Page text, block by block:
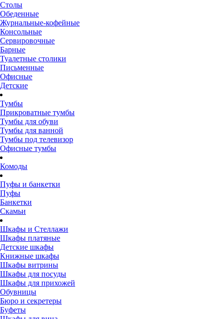
Столы
Обеденные
Журнальные-кофейные
Консольные
Сервировочные
Барные
Туалетные столики
Письменные
Офисные
Детские
Тумбы
Прикроватные тумбы
Тумбы для обуви
Тумбы для ванной
Тумбы под телевизор
Офисные тумбы
Комоды
Пуфы и банкетки
Пуфы
Банкетки
Скамьи
Шкафы и Стеллажи
Шкафы платяные
Детские шкафы
Книжные шкафы
Шкафы витрины
Шкафы для посуды
Шкафы для прихожей
Обувницы
Бюро и секретеры
Буфеты